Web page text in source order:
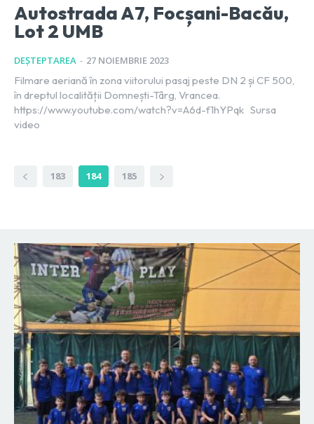
Autostrada A7, Focșani-Bacău,
Lot 2 UMB
DEȘTEPTAREA - 27 NOIEMBRIE 2023
Filmare aeriană în zona viitorului pasaj peste DN 2 și CF 500,
în dreptul localității Domnești-Târg, Vrancea.
https://www.youtube.com/watch?v=A6d-f1hYPqk Sursa
video
183 184 185